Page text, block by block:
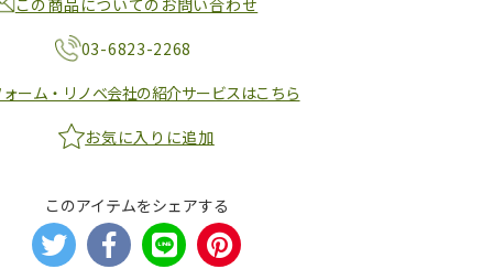
この商品についてのお問い合わせ
03-6823-2268
ォーム・リノベ会社の紹介サービスはこちら
お気に入りに追加
このアイテムをシェアする